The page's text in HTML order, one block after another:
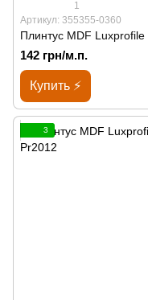
1
Артикул: 355355-0360
Плинтус MDF
142 грн/м.п.
Купить ⚡
3